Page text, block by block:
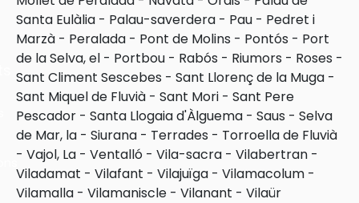
Santa Eulàlia - Palau-saverdera - Pau - Pedret i
Marzà - Peralada - Pont de Molins - Pontós - Port
de la Selva, el - Portbou - Rabós - Riumors - Roses -
Sant Climent Sescebes - Sant Llorenç de la Muga -
Sant Miquel de Fluvià - Sant Mori - Sant Pere
Pescador - Santa Llogaia d'Àlguema - Saus - Selva
de Mar, la - Siurana - Terrades - Torroella de Fluvià
- Vajol, La - Ventalló - Vila-sacra - Vilabertran -
Viladamat - Vilafant - Vilajuïga - Vilamacolum -
Vilamalla - Vilamaniscle - Vilanant - Vilaür